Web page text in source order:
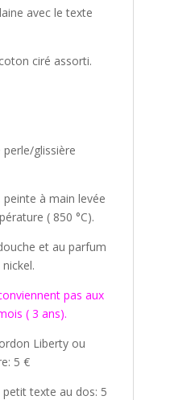
avec le texte
ciré assorti.
glissière
peinte à main levée
( 850 °C).
et au parfum
pas aux
( 3 ans).
Liberty ou
5 €
texte au dos: 5